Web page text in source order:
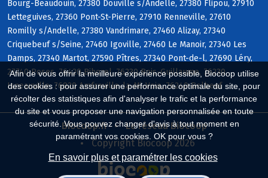
Afin de vous offrir la meilleure expérience possible, Biocoop utilise
des cookies : pour assurer une performance optimale du site, pour
récolter des statistiques afin d'analyser le trafic et la performance
du site et vous proposer une navigation personnalisée en toute
sécurité. Vous pouvez changer d'avis à tout moment en
paramétrant vos cookies. OK pour vous ?
En savoir plus et paramétrer les cookies
Bourg-Beaudouin, 27380 Douville s/Andelle, 27380 Flipou, 27910
Letteguives, 27360 Pont-St-Pierre, 27910 Renneville, 27610
Romilly s/Andelle, 27380 Vandrimare, 27460 Alizay, 27340
Criquebeuf s/Seine, 27460 Igoville, 27460 Le Manoir, 27340 Les
Damps, 27340 Martot, 27590 Pîtres, 27340 Pont-de-l, 27690 Léry,
27740 Poses, 76420 Bihorel, 76230 Bois-Guillaume, 76230
Isneauville, 76920 Amfreville-la-Mi-Voie, 76240 Belbeuf
Biocoop.fr
Le réseau Biocoop
Copyright Biocoop 2026